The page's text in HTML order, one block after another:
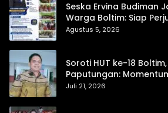
Seska Ervina Budiman
Warga Boltim: Siap
Trans, hingga
Agustus 5, 2026
Soroti HUT ke-18
Paputungan:
Daerah Mandiri dan
Juli 21, 2026